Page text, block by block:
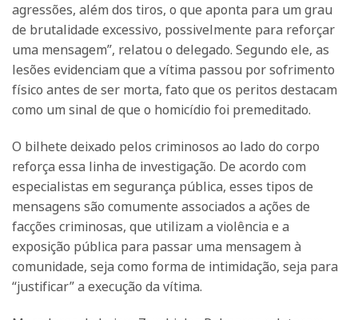
agressões, além dos tiros, o que aponta para um grau
de brutalidade excessivo, possivelmente para reforçar
uma mensagem”, relatou o delegado. Segundo ele, as
lesões evidenciam que a vítima passou por sofrimento
físico antes de ser morta, fato que os peritos destacam
como um sinal de que o homicídio foi premeditado.
O bilhete deixado pelos criminosos ao lado do corpo
reforça essa linha de investigação. De acordo com
especialistas em segurança pública, esses tipos de
mensagens são comumente associados a ações de
facções criminosas, que utilizam a violência e a
exposição pública para passar uma mensagem à
comunidade, seja como forma de intimidação, seja para
“justificar” a execução da vítima.